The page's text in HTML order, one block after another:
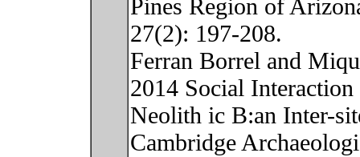
Pines Region of
27(2): 197-208.
Ferran Borrel and
2014 Social
Neolith ic B:an Inter-
Cambridge